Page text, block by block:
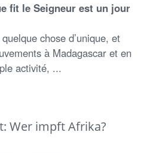
fit le Seigneur est un jour
chose d’unique, et
à Madagascar et en
activité, ...
Wer impft Afrika?